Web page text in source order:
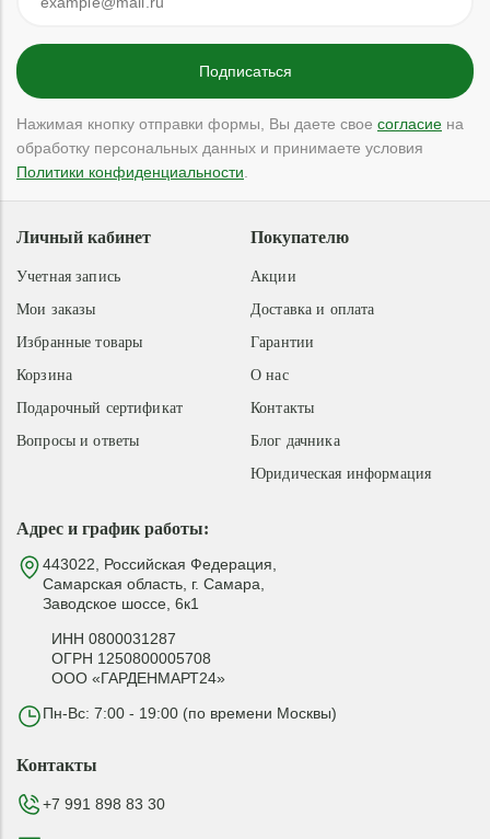
Нажимая кнопку отправки формы, Вы даете свое согласие на
обработку персональных данных и принимаете условия
Политики конфиденциальности
Адрес и график работы:
443022, Российская Федерация,
Самарская область, г. Самара,
Заводское шоссе, 6к1
ИНН 0800031287
ОГРН 1250800005708
ООО «ГАРДЕНМАРТ24»
Пн-Вс: 7:00 - 19:00 (по времени Москвы)
Покупателю
Акции
Доставка и оплата
Гарантии
О нас
Контакты
Блог дачника
Юридическая информация
Личный кабинет
Учетная запись
Мои заказы
Избранные товары
Корзина
Подарочный сертификат
Вопросы и ответы
Контакты
+7 991 898 83 30